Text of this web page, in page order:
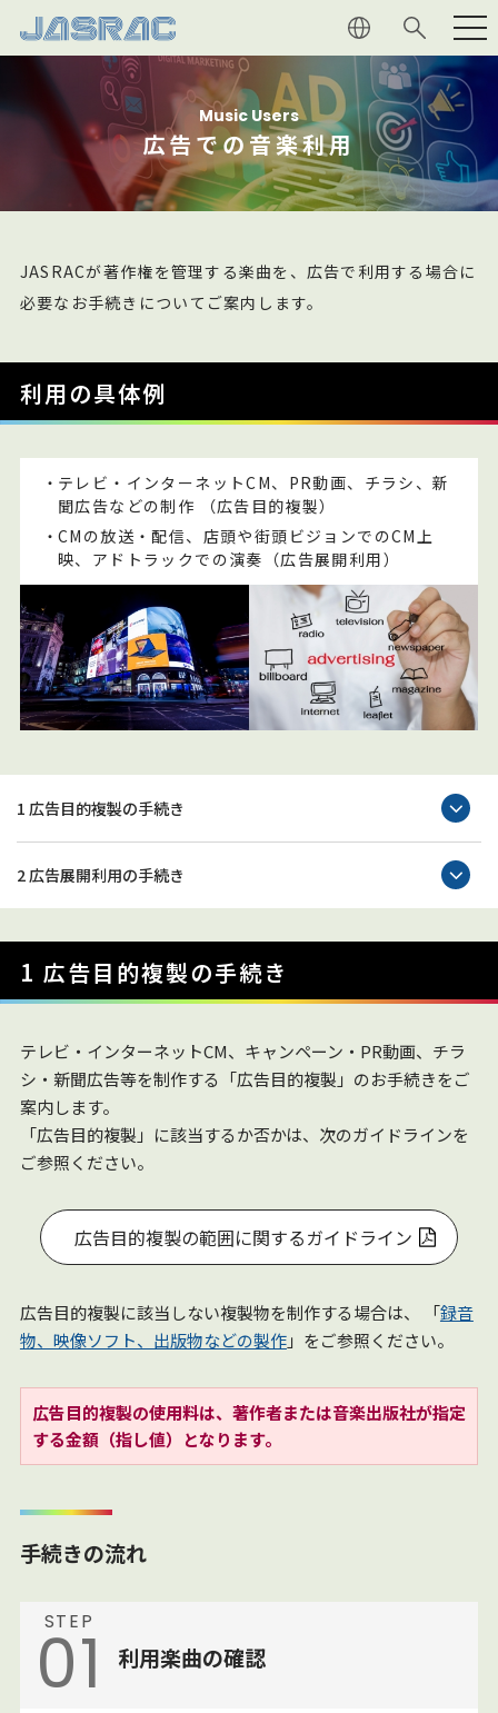
利用者の 皆さま
権利者の皆さま
音楽文化への貢献
マガジン
採用情報
よくあるご質問
Music Users
広告での音楽利用
JASRACが著作権を管理する楽曲を、広告で利用する場合に
必要なお手続きについてご案内します。
利用の具体例
・テレビ・インターネットCM、PR動画、チラシ、新
聞広告などの制作
（広告目的複製）
・CMの放送・配信、店頭や街頭ビジョンでのCM上
映、アドトラックでの演奏（広告展開利用）
1 広告目的複製の手続き
2 広告展開利用の手続き
1 広告目的複製の手続き
テレビ・インターネットCM、キャンペーン・PR動画、チラ
シ・新聞広告等を制作する「広告目的複製」のお手続きをご
案内します。
「広告目的複製」に該当するか否かは、次のガイドラインを
ご参照ください。
広告目的複製の範囲に関するガイドライン
広告目的複製に該当しない複製物を制作する場合は、 「録音
物、映像ソフト、出版物などの製作」をご参照ください。
広告目的複製の使用料は、著作者または音楽出版社が指定
する金額（指し値）となります。
手続きの流れ
STEP
01 利用楽曲の確認